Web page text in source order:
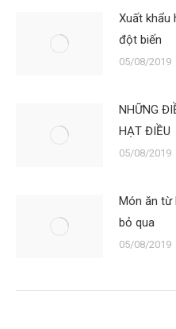
Xuất khẩu
đột biến
05/08/2019
NHỮNG
HẠT ĐIỀU
05/08/2019
Món ăn từ
bỏ qua
05/08/2019